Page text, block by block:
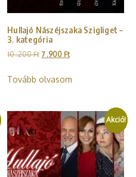
Hullajó Nászéjszaka Szigliget –
3. kategória
10 .200Ft 7 .900 Ft
Tovább olvasom
Akció!